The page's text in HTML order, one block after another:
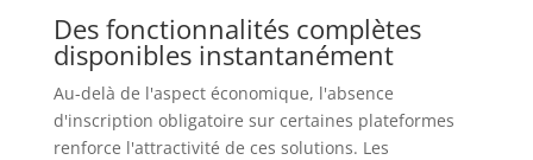
Des fonctionnalités complètes
disponibles instantanément
Au-delà de l'aspect économique, l'absence
d'inscription obligatoire sur certaines plateformes
renforce l'attractivité de ces solutions. Les